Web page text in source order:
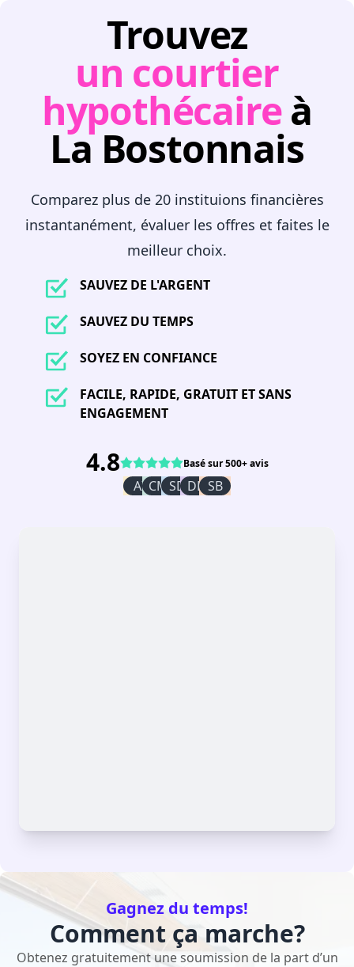
Trouvez
un courtier
hypothécaireà
La Bostonnais
Comparez plus de 20 instituions financières
instantanément, évaluer les offres et faites le
meilleur choix.
SAUVEZ DE L'ARGENT
SAUVEZ DU TEMPS
SOYEZ EN CONFIANCE
FACILE, RAPIDE, GRATUIT ET SANS
ENGAGEMENT
4.8 Basé sur 500+ avis
AI CM SD DR SB
Gagnez du temps!
Comment ça marche?
Obtenez gratuitement une soumission de la part d’un